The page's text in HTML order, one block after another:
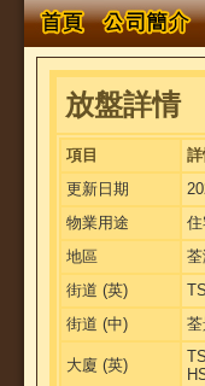
放盤詳情
項目
更新日期
物業用途
地區
街道 (英)
街道 (中)
大廈 (英)